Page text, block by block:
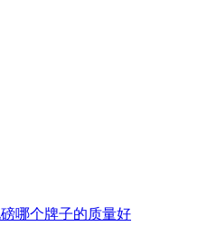
哪个牌子的质量好